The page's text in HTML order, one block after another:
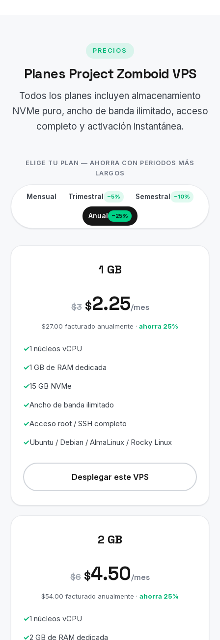
PRECIOS
Planes Project Zomboid VPS
Todos los planes incluyen almacenamiento
NVMe puro, ancho de banda ilimitado, acceso
completo y activación instantánea.
ELIGE TU PLAN — AHORRA CON PERIODOS MÁS
LARGOS
Mensual Trimestral −5% Semestral −10%
Anual −25%
1 GB
$3 $2.25/mes
$27.00 facturado anualmente · ahorra 25%
1 núcleos vCPU
1 GB de RAM dedicada
15 GB NVMe
Ancho de banda ilimitado
Acceso root / SSH completo
Ubuntu / Debian / AlmaLinux / Rocky Linux
Desplegar este VPS
2 GB
$6 $4.50/mes
$54.00 facturado anualmente · ahorra 25%
1 núcleos vCPU
2 GB de RAM dedicada